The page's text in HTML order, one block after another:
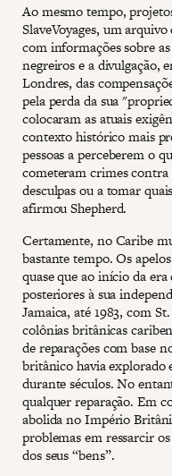
Ao mesmo tempo,
SlaveVoyages, um
com informações sobre
negreiros e a divulgação,
Londres, das
pela perda da sua
colocaram as atuais
contexto histórico mais
pessoas a perceberem o
cometeram crimes contra
desculpas ou a tomar
afirmou Shepherd.
Certamente, no Caribe
bastante tempo. Os
quase que ao início da
posteriores à sua
Jamaica, até 1983, com
colônias britânicas
de reparações com base
britânico havia explorado
durante séculos. No
qualquer reparação. Em
abolida no Império
problemas em ressarcir
dos seus “bens”.